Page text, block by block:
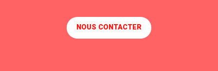
NOUS CONTACTER